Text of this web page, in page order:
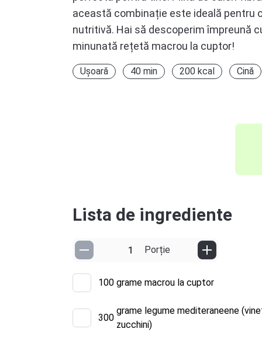
această combinație este ideală pentru
nutritivă. Hai să descoperim împreună
minunată rețetă macrou la cuptor!
Ușoară 40 min 200 kcal Cină
Lista de ingrediente
Porție
100 grame macrou la cuptor
300
grame legume mediteraneene
zucchini)